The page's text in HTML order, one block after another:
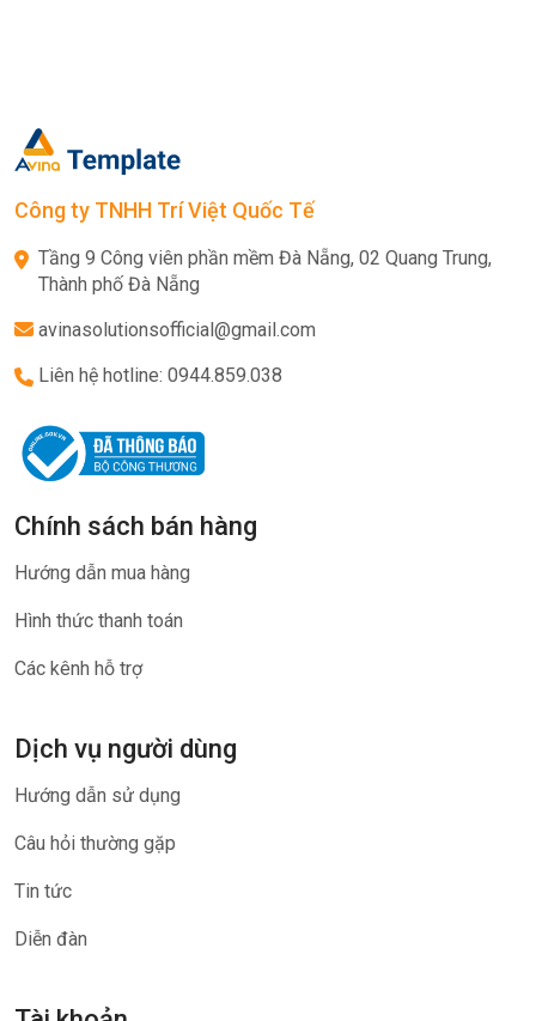
Công ty TNHH Trí Việt Quốc Tế
Tầng 9 Công viên phần mềm Đà Nẵng, 02 Quang Trung,
Thành phố Đà Nẵng
avinasolutionsofficial@gmail.com
Liên hệ hotline: 0944.859.038
Chính sách bán hàng
Hướng dẫn mua hàng
Hình thức thanh toán
Các kênh hỗ trợ
Dịch vụ người dùng
Hướng dẫn sử dụng
Câu hỏi thường gặp
Tin tức
Diễn đàn